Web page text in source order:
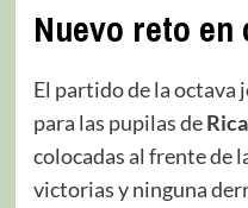
Nuevo reto en
El partido de la octava
para las pupilas de
colocadas al frente de
victorias y ninguna